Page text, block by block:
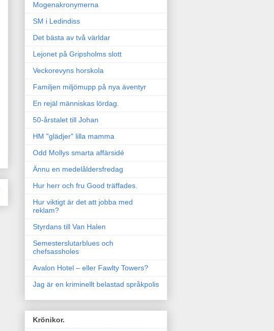
Mogenakronymerna
SM i Ledindiss
Det bästa av två världar
Lejonet på Gripsholms slott
Veckorevyns horskola
Familjen miljömupp på nya äventyr
En rejäl människas lördag.
50-årstalet till Johan
HM "glädjer" lilla mamma
Odd Mollys smarta affärsidé
Ännu en medelåldersfredag
Hur herr och fru Good träffades.
Hur viktigt är det att jobba med
reklam?
Styrdans till Van Halen
Semesterslutarblues och
chefsassholes
Avalon Hotel – eller Fawlty Towers?
Jag är en kriminellt belastad språkpolis
Krönikor.